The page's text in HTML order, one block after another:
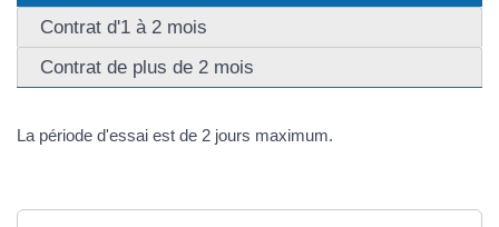
Contrat d'1 à 2 mois
Contrat de plus de 2 mois
La période d'essai est de 2 jours maximum.